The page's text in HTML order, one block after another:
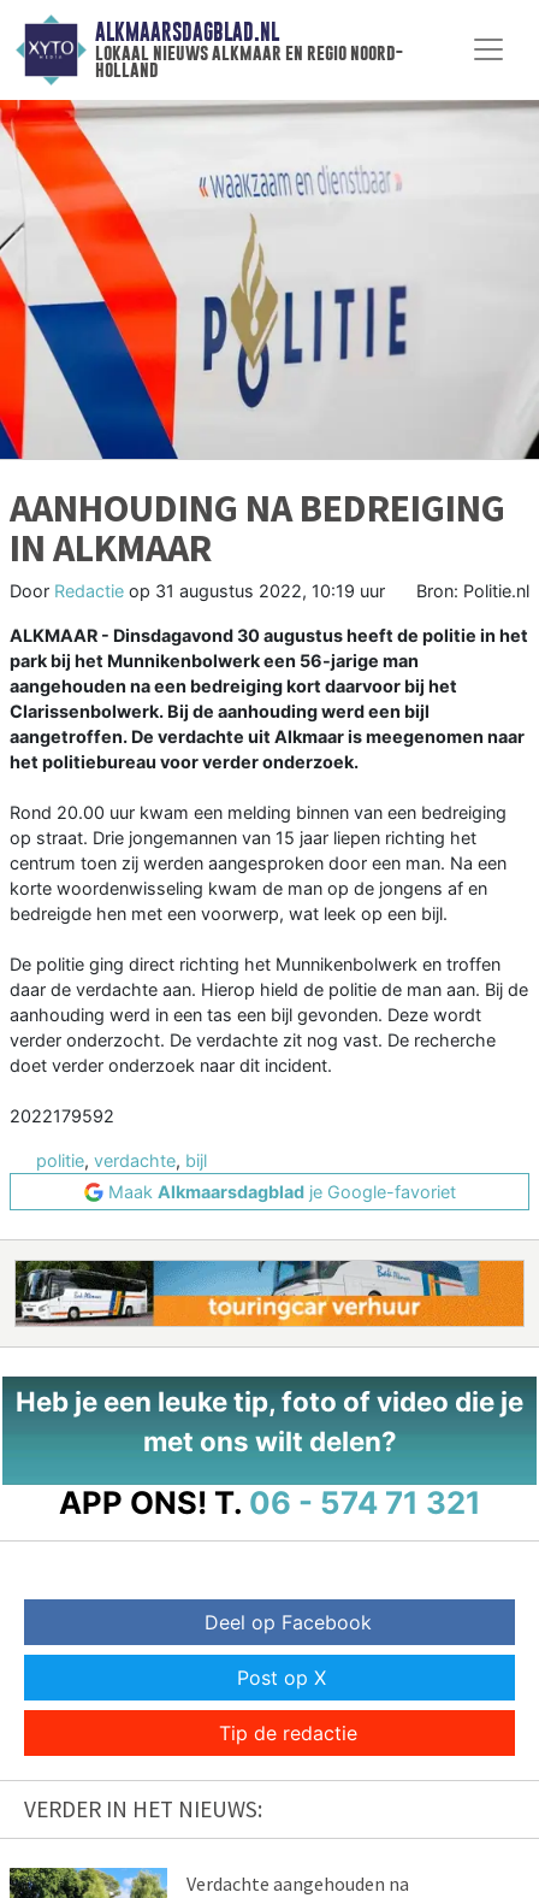
ALKMAARSDAGBLAD.NL
lokaal nieuws alkmaar en regio noord-
holland
AANHOUDING NA BEDREIGING
IN ALKMAAR
Door Redactie op 31 augustus 2022, 10:19 uur Bron: Politie.nl
ALKMAAR - Dinsdagavond 30 augustus heeft de politie in het
park bij het Munnikenbolwerk een 56-jarige man
aangehouden na een bedreiging kort daarvoor bij het
Clarissenbolwerk. Bij de aanhouding werd een bijl
aangetroffen. De verdachte uit Alkmaar is meegenomen naar
het politiebureau voor verder onderzoek.
Rond 20.00 uur kwam een melding binnen van een bedreiging
op straat. Drie jongemannen van 15 jaar liepen richting het
centrum toen zij werden aangesproken door een man. Na een
korte woordenwisseling kwam de man op de jongens af en
bedreigde hen met een voorwerp, wat leek op een bijl.
De politie ging direct richting het Munnikenbolwerk en troffen
daar de verdachte aan. Hierop hield de politie de man aan. Bij de
aanhouding werd in een tas een bijl gevonden. Deze wordt
verder onderzocht. De verdachte zit nog vast. De recherche
doet verder onderzoek naar dit incident.
2022179592
politie, verdachte, bijl
Maak Alkmaarsdagbladje Google-favoriet
Heb je een leuke tip, foto of video die je
met ons wilt delen?
APP ONS! T. 06 - 574 71 321
Deel op Facebook
Post op X
Tip de redactie
VERDER IN HET NIEUWS:
Verdachte aangehouden na